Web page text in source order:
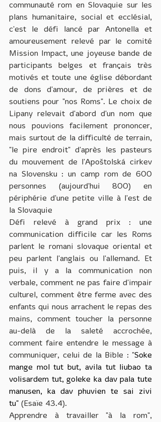
communauté rom en Slovaquie sur les
plans humanitaire, social et ecclésial,
c'est le défi lancé par Antonella et
amoureusement relevé par le comité
Mission Impact, une joyeuse bande de
participants belges et français très
motivés et toute une église débordant
de dons d'amour, de prières et de
soutiens pour "nos Roms". Le choix de
Lipany relevait d'abord d'un nom que
nous pouvions facilement prononcer,
mais surtout de la difficulté de terrain,
"le pire endroit" d'après les pasteurs
du mouvement de l'Apoštolská cirkev
na Slovensku : un camp rom de 600
personnes (aujourd'hui 800) en
périphérie d'une petite ville à l'est de
la Slovaquie
Défi relevé à grand prix : une
communication difficile car les Roms
parlent le romani slovaque oriental et
peu parlent l'anglais ou l'allemand. Et
puis, il y a la communication non
verbale, comment ne pas faire d'impair
culturel, comment être ferme avec des
enfants qui nous arrachent le repas des
mains, comment toucher la personne
au-delà de la saleté accrochée,
comment faire entendre le message à
communiquer, celui de la Bible : "Soke
mange mol tut but, avila tut liubao ta
volisardem tut, goleke ka dav pala tute
manusen, ka dav phuvien te sai zivi
tu" (Esaïe 43.4).
Apprendre à travailler "à la rom",